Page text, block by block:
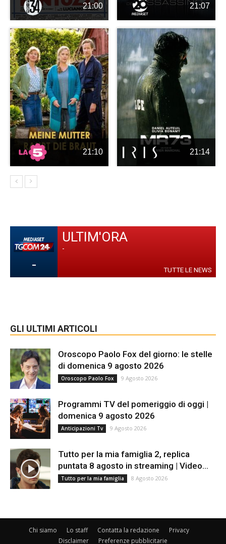
21:00 21:07
21:10 21:14
-
ULTIM'ORA
-
TUTTE LE NEWS
GLI ULTIMI ARTICOLI
Oroscopo Paolo Fox del giorno: le stelle
di domenica 9 agosto 2026
Oroscopo Paolo Fox 9 Agosto 2026
Programmi TV del pomeriggio di oggi |
domenica 9 agosto 2026
Anticipazioni Tv 9 Agosto 2026
Tutto per la mia famiglia 2, replica
puntata 8 agosto in streaming | Video...
Tutto per la mia famiglia 8 Agosto 2026
Chi siamo Lo staff Contatta la redazione
Privacy
Disclaimer
Preferenze pubblicitarie